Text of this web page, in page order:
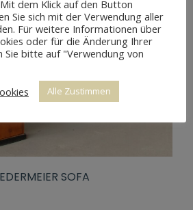
SOFA
dem Klick auf den Button
Sie sich mit der Verwendung aller
Für weitere Informationen über
oder für die Änderung Ihrer
Sie bitte auf "Verwendung von
Alle Zustimmen